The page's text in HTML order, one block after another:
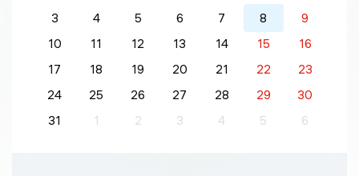
3
4 5 6 7 8
9
10
11 12 13 14 15
16
17
18 19 20 21 22
23
24
25 26 27 28 29
30
31
1 2 3 4 5 6